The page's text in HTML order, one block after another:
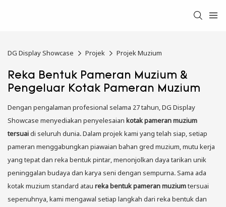
DG Display Showcase Projek Projek Muzium
Reka Bentuk Pameran Muzium &
Pengeluar Kotak Pameran Muzium
Dengan pengalaman profesional selama 27 tahun, DG Display
Showcase menyediakan penyelesaian kotak pameran muzium
tersuaidi seluruh dunia. Dalam projek kami yang telah siap, setiap
pameran menggabungkan piawaian bahan gred muzium, mutu kerja
yang tepat dan reka bentuk pintar, menonjolkan daya tarikan unik
peninggalan budaya dan karya seni dengan sempurna. Sama ada
kotak muzium standard atau reka bentuk pameran muziumtersuai
sepenuhnya, kami mengawal setiap langkah dari reka bentuk dan